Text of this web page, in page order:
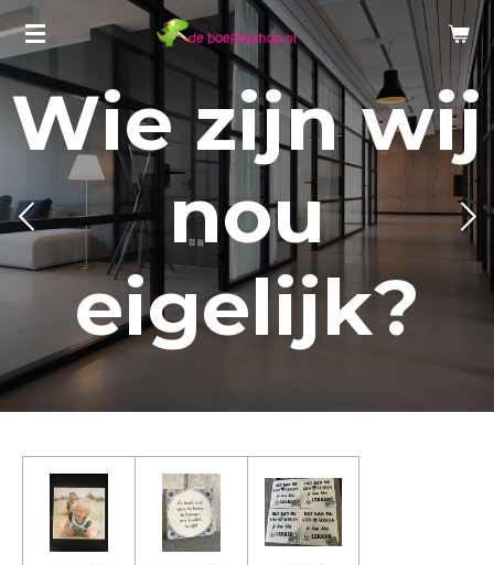
Ga
direct
naar
de
hoofdinhoud
Wie zijn wij
nou
eigelijk?